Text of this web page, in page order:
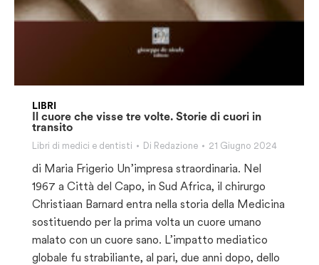
LIBRI
Il cuore che visse tre volte. Storie di cuori in
transito
Libri di medici e dentisti Di Redazione 21 Giugno 2024
di Maria Frigerio Un’impresa straordinaria. Nel
1967 a Città del Capo, in Sud Africa, il chirurgo
Christiaan Barnard entra nella storia della Medicina
sostituendo per la prima volta un cuore umano
malato con un cuore sano. L’impatto mediatico
globale fu strabiliante, al pari, due anni dopo, dello